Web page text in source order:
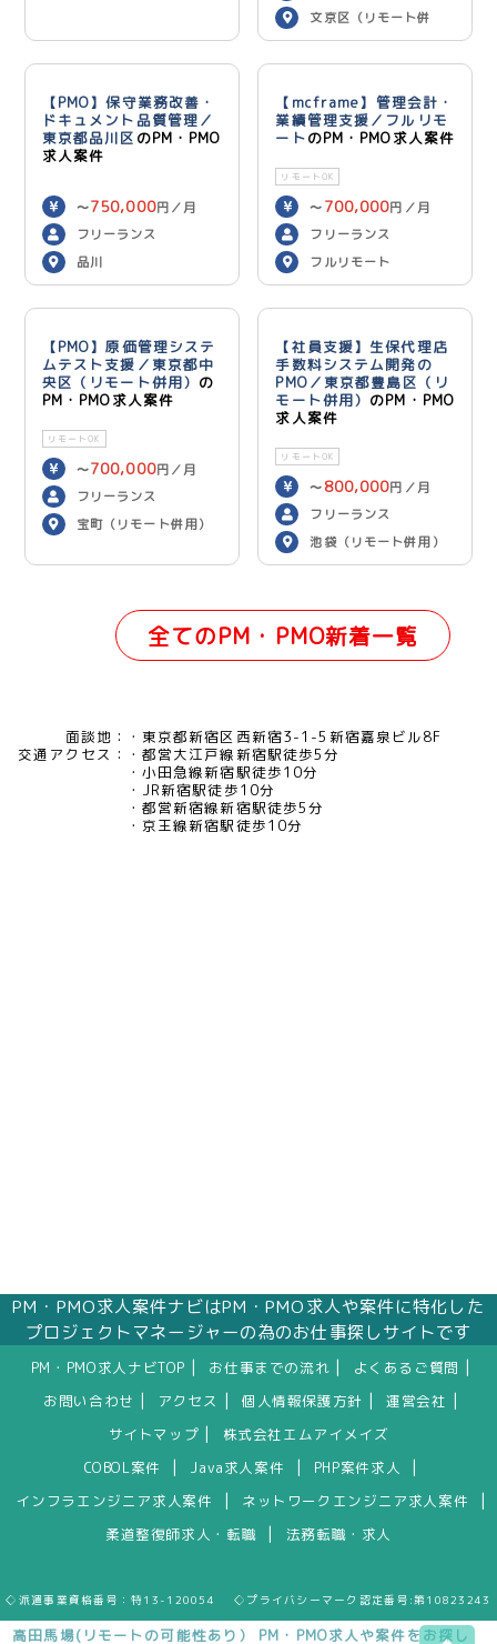
高田馬場(リモートの可能性あり） PM・PMO求人や案件をお探し
文京区（リモート併
用）
【PMO】保守業務改善・
ドキュメント品質管理／
東京都品川区 のPM・PMO
求人案件
〜750,000円／月
フリーランス
品川
【mcframe】管理会計・
業績管理支援／フルリモ
ートのPM・PMO求人案件
リモートOK
〜 700,000円／月
フリーランス
フルリモート
【PMO】原価管理システ
ムテスト支援／東京都中
央区（リモート併用） の
PM・PMO求人案件
リモートOK
〜700,000円／月
フリーランス
宝町（リモート併用）
【社員支援】生保代理店
手数料システム開発の
PMO／東京都豊島区（リ
モート併用） のPM・PMO
求人案件
リモートOK
〜 800,000円／月
フリーランス
池袋（リモート併用）
全てのPM・PMO新着一覧
面談地：
東京都新宿区西新宿3-1-5新宿嘉泉ビル8F
交通アクセス：
都営大江戸線新宿駅徒歩5分
小田急線新宿駅徒歩10分
JR新宿駅徒歩10分
都営新宿線新宿駅徒歩5分
京王線新宿駅徒歩10分
PM・PMO求人案件ナビはPM・PMO求人や案件に特化した
プロジェクトマネージャーの為のお仕事探しサイトです
PM・PMO求人ナビTOP お仕事までの流れ よくあるご質問
お問い合わせ アクセス 個人情報保護方針 運営会社
サイトマップ
株式会社エムアイメイズ
COBOL案件
Java求人案件 PHP案件求人
インフラエンジニア求人案件 ネットワークエンジニア求人案件
柔道整復師求人・転職 法務転職・求人
◇派遣事業資格番号：特13-120054 ◇プライバシーマーク認定番号:第10823243